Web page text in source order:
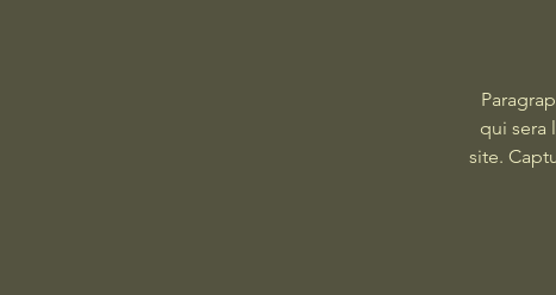
qui sera
site.